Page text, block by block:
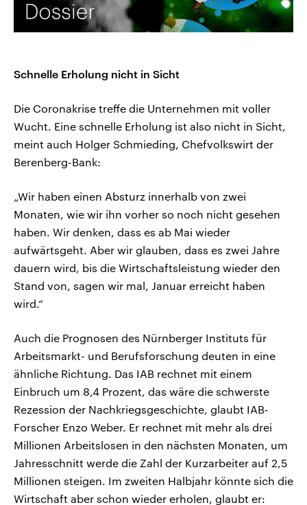
Schnelle Erholung nicht in Sicht
Die Coronakrise treffe die Unternehmen mit voller
Wucht. Eine schnelle Erholung ist also nicht in Sicht,
meint auch Holger Schmieding, Chefvolkswirt der
Berenberg-Bank:
„Wir haben einen Absturz innerhalb von zwei
Monaten, wie wir ihn vorher so noch nicht gesehen
haben. Wir denken, dass es ab Mai wieder
aufwärtsgeht. Aber wir glauben, dass es zwei Jahre
dauern wird, bis die Wirtschaftsleistung wieder den
Stand von, sagen wir mal, Januar erreicht haben
wird.“
Auch die Prognosen des Nürnberger Instituts für
Arbeitsmarkt- und Berufsforschung deuten in eine
ähnliche Richtung. Das IAB rechnet mit einem
Einbruch um 8,4 Prozent, das wäre die schwerste
Rezession der Nachkriegsgeschichte, glaubt IAB-
Forscher Enzo Weber. Er rechnet mit mehr als drei
Millionen Arbeitslosen in den nächsten Monaten, um
Jahresschnitt werde die Zahl der Kurzarbeiter auf 2,5
Millionen steigen. Im zweiten Halbjahr könnte sich die
Wirtschaft aber schon wieder erholen, glaubt er: